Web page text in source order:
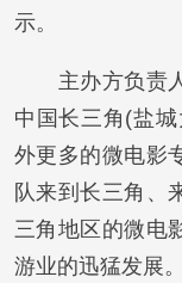
示。
主办方负责人
中国长三角(盐
外更多的微电影
队来到长三角、
三角地区的微电
游业的迅猛发展。